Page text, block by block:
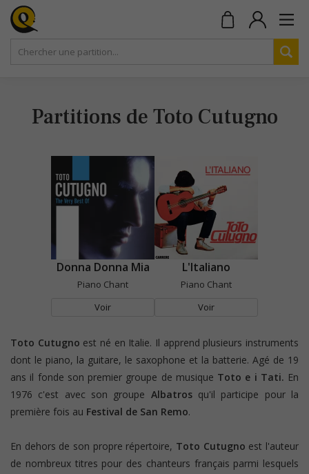
Partitions de Toto Cutugno
Toto Cutugno est né en Italie. Il apprend plusieurs instruments
dont le piano, la guitare, le saxophone et la batterie. Agé de 19
ans il fonde son premier groupe de musique Toto e i Tati. En
1976 c'est avec son groupe Albatrosqu'il participe pour la
première fois au Festival de San Remo.
En dehors de son propre répertoire, Toto Cutugno est l'auteur
de nombreux titres pour des chanteurs français parmi lesquels
Donna Donna Mia
Piano Chant
Voir
L'Italiano
Piano Chant
Voir